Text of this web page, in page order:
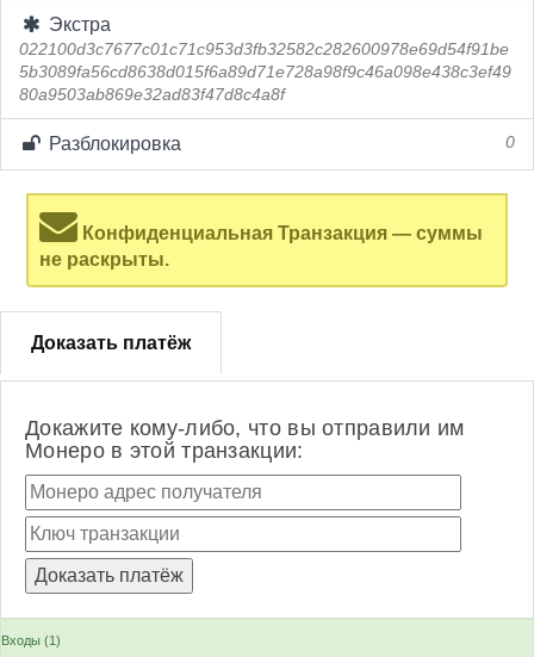
Экстра
022100d3c7677c01c71c953d3fb32582c282600978e69d54f91be
5b3089fa56cd8638d015f6a89d71e728a98f9c46a098e438c3ef49
80a9503ab869e32ad83f47d8c4a8f
Разблокировка 0
Конфиденциальная Транзакция — суммы
не раскрыты.
Доказать платёж
Докажите кому-либо, что вы отправили им
Монеро в этой транзакции:
Входы (1)